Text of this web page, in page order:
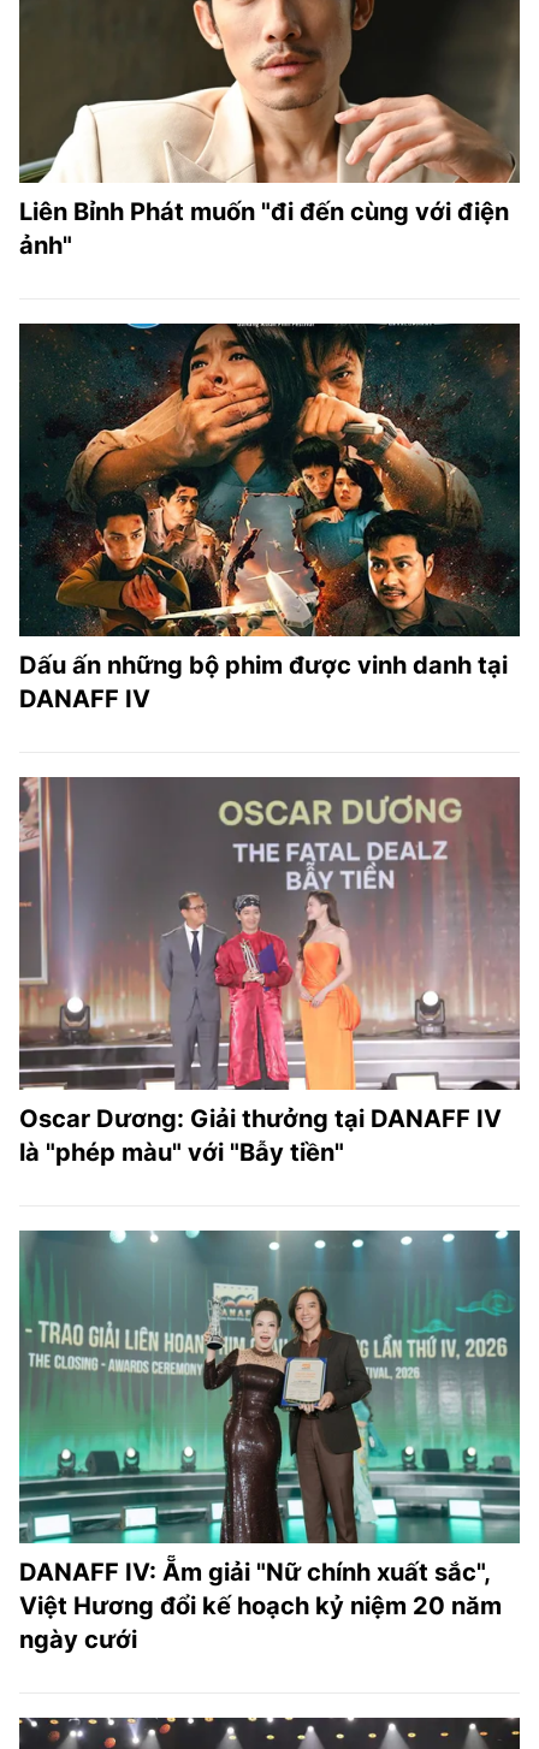
TRA CỨU PHƯỜNG XÃ
BÙI XUÂN PHÁI
TIỆN ÍCH
LIÊN HỆ QUẢNG CÁO
Điện thoại: 024.38254756
MẠNG XÃ HỘI
Liên Bỉnh Phát muốn "đi đến cùng với điện
ảnh"
Dấu ấn những bộ phim được vinh danh tại
DANAFF IV
Oscar Dương: Giải thưởng tại DANAFF IV
là "phép màu" với "Bẫy tiền"
DANAFF IV: Ẵm giải "Nữ chính xuất sắc",
Việt Hương đổi kế hoạch kỷ niệm 20 năm
ngày cưới